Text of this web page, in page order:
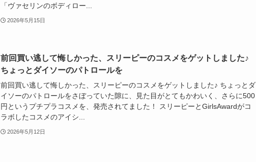
「ヴァセリンのボディロー...
2026年5月15日
前回買い逃して悔しかった、スリーピーのコスメをゲットしました♪
ちょっとダイソーのパトロールを
前回買い逃して悔しかった、スリーピーのコスメをゲットしました♪ ちょっとダ
イソーのパトロールをさぼっていた隙に、見た目がとてもかわいく、さらに500
円というプチプラコスメを、発売されてました！ スリーピーとGirlsAwardがコ
ラボしたコスメのアイシ...
2026年5月12日